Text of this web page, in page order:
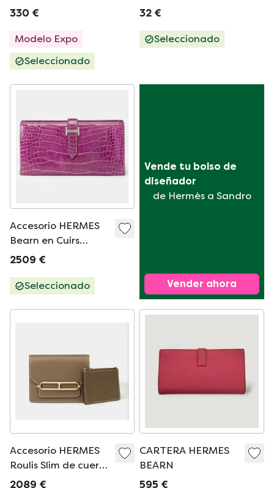
330 €
Modelo Expo
Seleccionado
real pintadas a
32 €
Seleccionado
Accesorio HERMES
Bearn en Cuirs
exotiques Violeta -
2509 €
Seleccionado
Vende tu bolso de
diseñador
de Hermès a Sandro
Vender ahora
Accesorio HERMES
Roulis Slim de cuero
Étoupe - 101795%
2089 €
CARTERA HERMES
BEARN
595 €